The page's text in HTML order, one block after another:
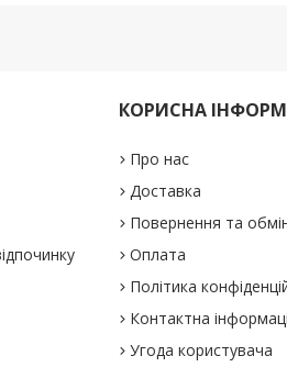
КОРИСНА
Про нас
Доставка
Повернення та
Оплата
Політика
Контактна
Угода користувача